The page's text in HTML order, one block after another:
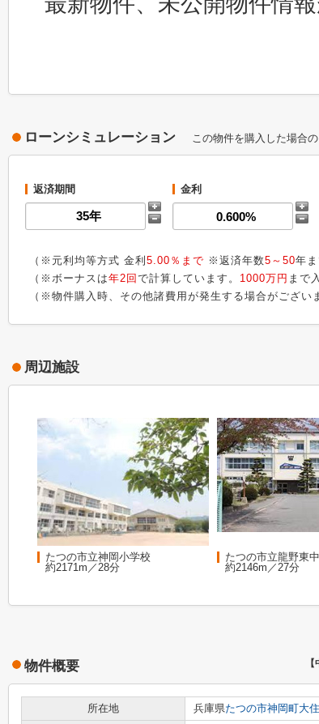
ローンシミュレーション この物件を購入した場合
返済期間 金利
（※元利均等方式 金利 5.00％まで ※返済年数5～50年
（※ボーナスは年2回 で計算しています。 1000万円 まで
（※物件購入時、その他諸費用が発生する場合がござい
周辺施設
たつの市立神岡小学校
約2171m／28分
たつの市立龍野東
約2146m／27分
物件概要
所在地 兵庫県たつの市神岡町大